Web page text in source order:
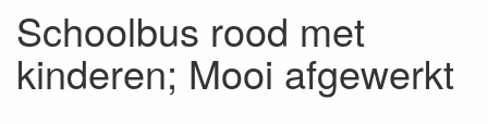
Schoolbus rood met
kinderen; Mooi afgewerkt